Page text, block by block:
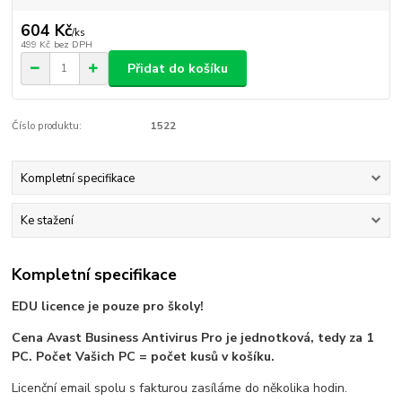
604 Kč/ks
499 Kč bez DPH
Přidat do košíku
Číslo produktu: 1522
Kompletní specifikace
Ke stažení
Kompletní specifikace
EDU licence je pouze pro školy!
Cena Avast Business Antivirus Pro je jednotková, tedy za 1
PC. Počet Vašich PC = počet kusů v košíku.
Licenční email spolu s fakturou zasíláme do několika hodin.